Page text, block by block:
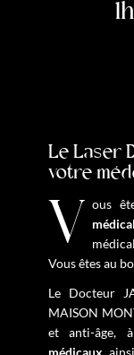
Le Laser
votre
Vous
médical
Vous êtes au
Le Docteur
MAISON
et anti-âge,